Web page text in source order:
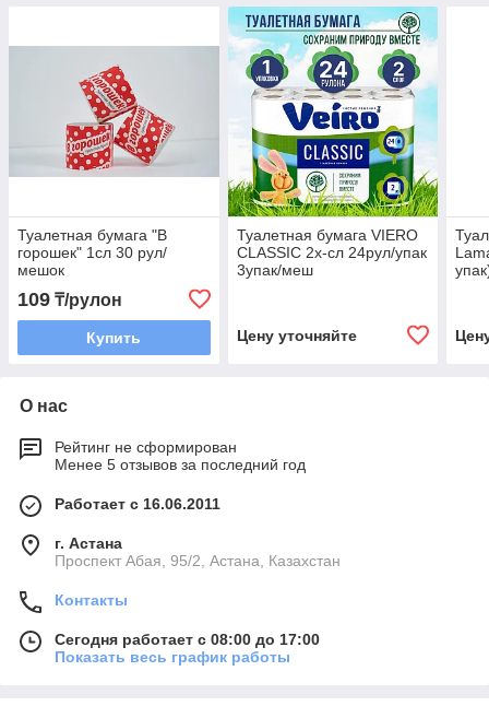
Туалетная бумага "В
горошек" 1сл 30 рул/
мешок
109 ₸/рулон
Купить
Туалетная бумага VIERO
CLASSIC 2х-сл 24рул/упак
3упак/меш
Цену уточняйте
О нас
Рейтинг не сформирован
Менее 5 отзывов за последний год
Работает с 16.06.2011
г. Астана
​Проспект Абая, 95/2, Астана, Казахстан
Контакты
Сегодня работает с 08:00 до 17:00
Показать весь график работы